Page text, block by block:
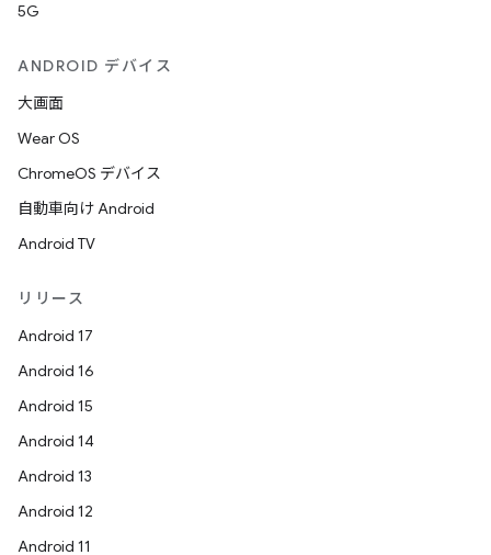
5G
ANDROID デバイス
大画面
Wear OS
ChromeOS デバイス
自動車向け Android
Android TV
リリース
Android 17
Android 16
Android 15
Android 14
Android 13
Android 12
Android 11